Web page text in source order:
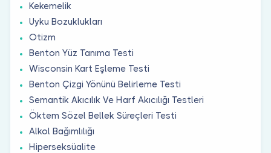
Kekemelik
Uyku Bozuklukları
Otizm
Benton Yüz Tanıma Testi
Wisconsin Kart Eşleme Testi
Benton Çizgi Yönünü Belirleme Testi
Semantik Akıcılık Ve Harf Akıcılığı Testleri
Öktem Sözel Bellek Süreçleri Testi
Alkol Bağımlılığı
Hiperseksüalite